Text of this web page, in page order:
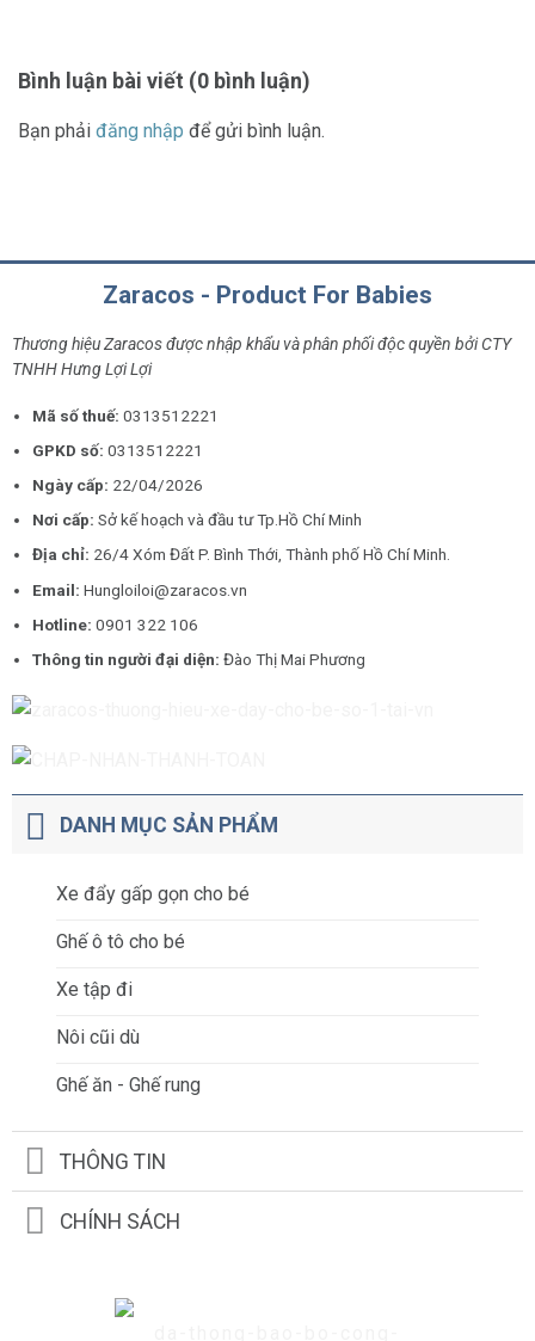
Bình luận bài viết (0 bình luận)
Bạn phải đăng nhập để gửi bình luận.
Zaracos - Product For Babies
Thương hiệu Zaracos được nhập khẩu và phân phối độc quyền bởi CTY
TNHH Hưng Lợi Lợi
Mã số thuế: 0313512221
GPKD số:0313512221
Ngày cấp: 22/04/2026
Nơi cấp:Sở kế hoạch và đầu tư Tp.Hồ Chí Minh
Địa chỉ: 26/4 Xóm Đất P. Bình Thới, Thành phố Hồ Chí Minh.
Email:Hungloiloi@zaracos.vn
Hotline:0901 322 106
Thông tin người đại diện:Đào Thị Mai Phương
DANH MỤC SẢN PHẨM
Xe đẩy gấp gọn cho bé
Ghế ô tô cho bé
Xe tập đi
Nôi cũi dù
Ghế ăn - Ghế rung
THÔNG TIN
CHÍNH SÁCH